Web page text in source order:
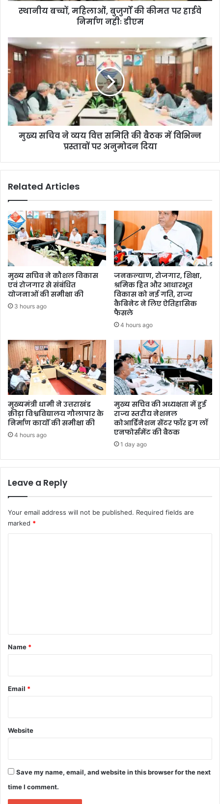
स्थानीय बच्चों, महिलाओं, बुजुर्गों की कीमत पर हाईवे
निर्माण नहीः डीएम
मुख्य सचिव ने व्यय वित्त समिति की बैठक में विभिन्न
प्रस्तावों पर अनुमोदन दिया
Related Articles
मुख्य सचिव ने कौशल विकास
एवं रोजगार से संबंधित
योजनाओं की समीक्षा की
3 hours ago
जनकल्याण, रोजगार, शिक्षा,
श्रमिक हित और आधारभूत
विकास को नई गति, राज्य
कैबिनेट ने लिए ऐतिहासिक
फैसले
4 hours ago
मुख्यमंत्री धामी ने उत्तराखंड
क्रीड़ा विश्वविद्यालय गौलापार के
निर्माण कार्यों की समीक्षा की
4 hours ago
मुख्य सचिव की अध्यक्षता में हुई
राज्य स्तरीय नेशनल
कोआर्डिनेशन सेंटर फॉर ड्रग लॉ
एनफोर्समेंट की बैठक
1 day ago
Leave a Reply
Your email address will not be published. Required fields are
marked *
*
Name *
Email *
Website
Save my name, email, and website in this browser for the next
time I comment.